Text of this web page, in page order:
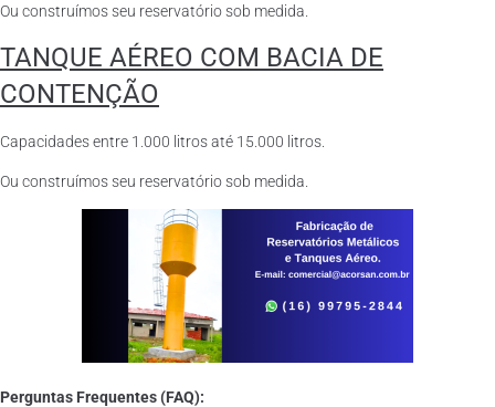
Ou construímos seu reservatório sob medida.
TANQUE AÉREO COM BACIA DE
CONTENÇÃO
Capacidades entre 1.000 litros até 15.000 litros.
Ou construímos seu reservatório sob medida.
Perguntas Frequentes (FAQ):